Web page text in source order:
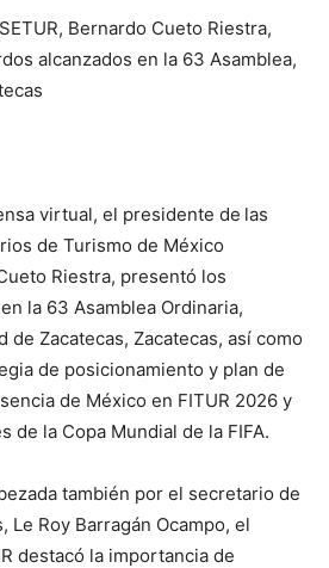
Bernardo Cueto Riestra,
alcanzados en la 63 Asamblea,
virtual, el presidente de las
de Turismo de México
Riestra, presentó los
la 63 Asamblea Ordinaria,
de Zacatecas, Zacatecas, así como
de posicionamiento y plan de
de México en FITUR 2026 y
de la Copa Mundial de la FIFA.
también por el secretario de
Le Roy Barragán Ocampo, el
destacó la importancia de